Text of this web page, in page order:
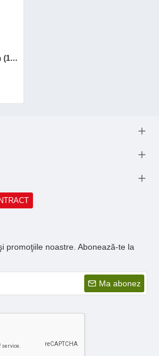
Magnesium Body Lotion (180 ml), BetterYou
promoţiile noastre. Abonează-te la
Ma abonez